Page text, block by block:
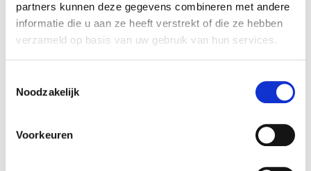
partners kunnen deze gegevens combineren met andere
informatie die u aan ze heeft verstrekt of die ze hebben
verzameld op basis van uw gebruik van hun services.
Noodzakelijk
Voorkeuren
Volg de Masterclass!
Direct ons volledige aanbod bekijken?